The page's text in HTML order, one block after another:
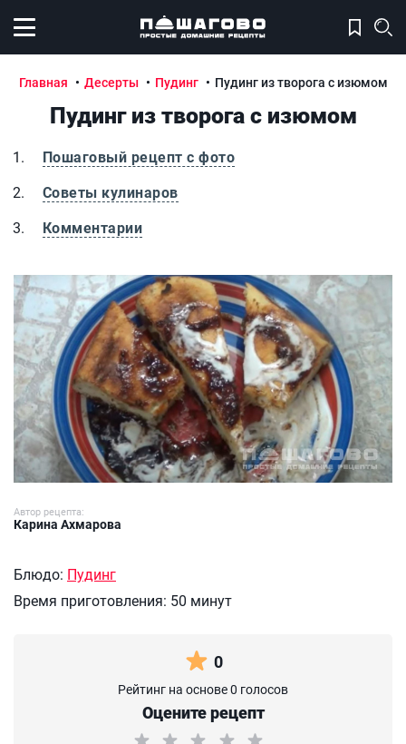
Открыть меню
Главная Десерты Пудинг Пудинг из творога с изюмом
Пудинг из творога с изюмом
Пошаговый рецепт с фото
Советы кулинаров
Комментарии
Пудинг из творога с изюмом
Автор рецепта:
Карина Ахмарова
Блюдо: Пудинг
Время приготовления: 50 минут
0
Рейтинг на основе 0 голосов
Оцените рецепт